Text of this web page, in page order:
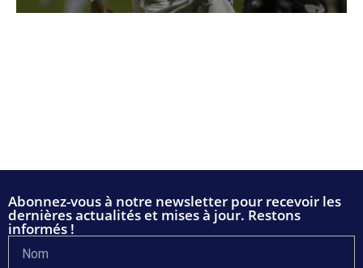
Abonnez-vous à notre newsletter pour recevoir les
dernières actualités et mises à jour. Restons
informés !